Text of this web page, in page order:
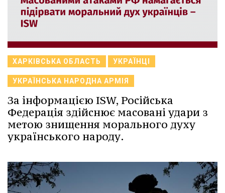
ХАРКІВСЬКА ОБЛАСТЬ УКРАЇНЦІ
УКРАЇНСЬКА НАРОДНА АРМІЯ
За інформацією ISW, Російська
Федерація здійснює масовані удари з
метою знищення морального духу
українського народу.